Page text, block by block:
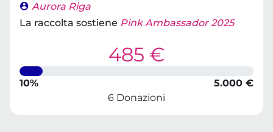
Aurora Riga
La raccolta sostiene Pink Ambassador 2025
485 €
10%
5.000 €
6 Donazioni